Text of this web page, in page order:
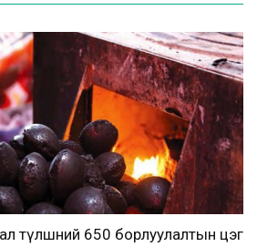
түлшний 650 борлуулалтын цэг